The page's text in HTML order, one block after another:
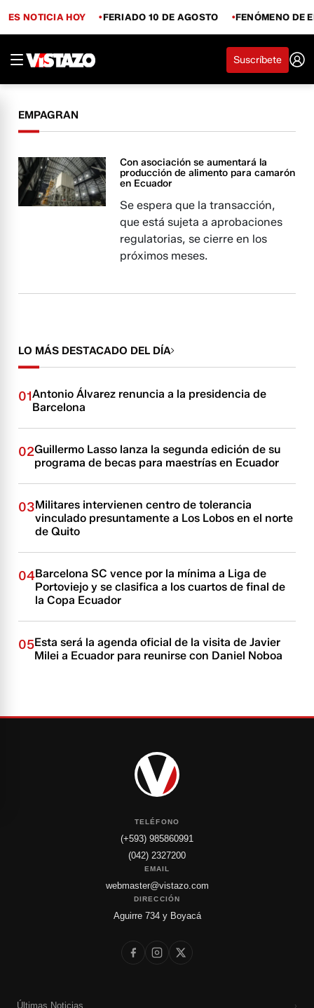
ES NOTICIA HOY FERIADO 10 DE AGOSTO FENÓMENO DE
Suscríbete
EMPAGRAN
Con asociación se aumentará la
producción de alimento para camarón
en Ecuador
Se espera que la transacción,
que está sujeta a aprobaciones
regulatorias, se cierre en los
próximos meses.
LO MÁS DESTACADO DEL DÍA
01Antonio Álvarez renuncia a la presidencia de
Barcelona
02Guillermo Lasso lanza la segunda edición de su
programa de becas para maestrías en Ecuador
03Militares intervienen centro de tolerancia
vinculado presuntamente a Los Lobos en el norte
de Quito
04Barcelona SC vence por la mínima a Liga de
Portoviejo y se clasifica a los cuartos de final de
la Copa Ecuador
05Esta será la agenda oficial de la visita de Javier
Milei a Ecuador para reunirse con Daniel Noboa
TELÉFONO
(+593) 985860991
(042) 2327200
EMAIL
webmaster@vistazo.com
DIRECCIÓN
Aguirre 734 y Boyacá
Últimas Noticias ›